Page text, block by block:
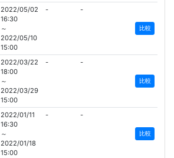
2022/05/02
16:30
～
2022/05/10
15:00
- -
比較
2022/03/22
18:00
～
2022/03/29
15:00
- -
比較
2022/01/11
16:30
～
2022/01/18
15:00
- -
比較